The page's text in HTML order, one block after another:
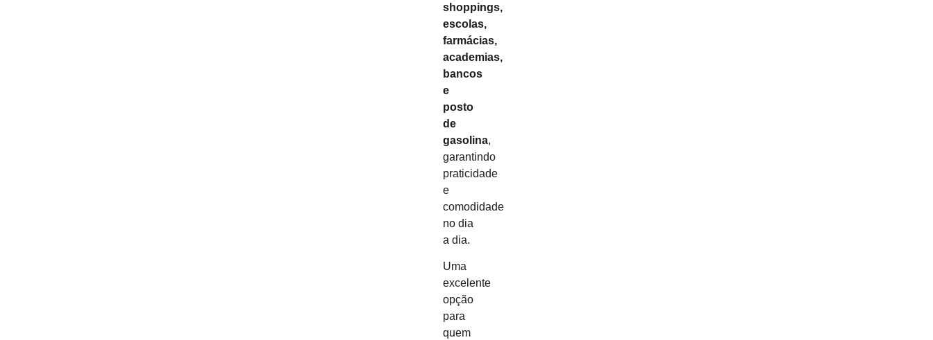
shoppings,
escolas,
farmácias,
academias,
bancos
e
posto
de
gasolina,
garantindo
praticidade
e
comodidade
no dia
a dia.
Uma
excelente
opção
para
quem